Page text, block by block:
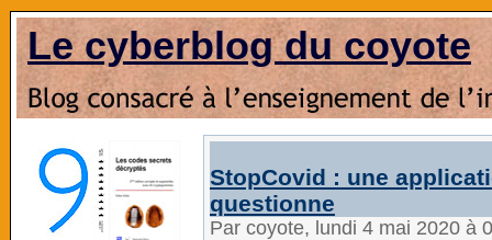
Le cyberblog du coyote
StopCovid : une
questionne
Par coyote, lundi 4 mai 2020 à